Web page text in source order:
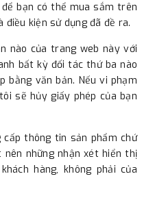
bạn có thể mua sắm trên
điều kiện sử dụng đã đề ra.
nào của trang web này với
bất kỳ đối tác thứ ba nào
bằng văn bản. Nếu vi phạm
sẽ hủy giấy phép của bạn
thông tin sản phẩm chứ
nên những nhận xét hiển thị
hàng, không phải của